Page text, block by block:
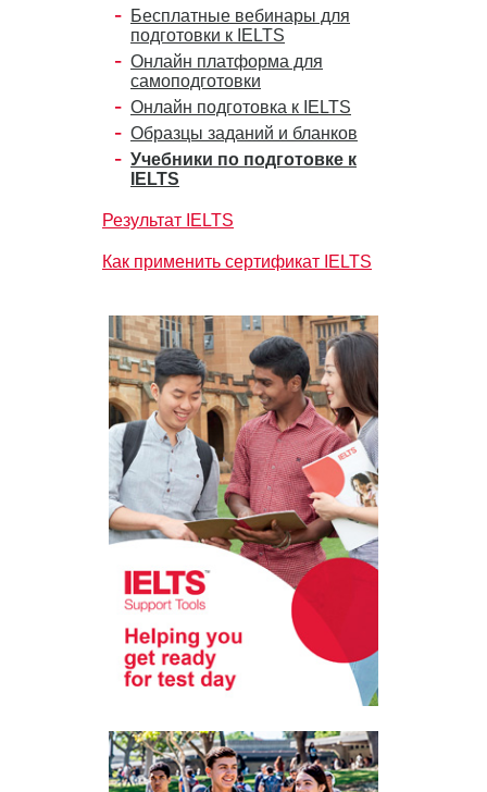
Бесплатные вебинары для
подготовки к IELTS
Онлайн платформа для
самоподготовки
Онлайн подготовка к IELTS
Образцы заданий и бланков
Учебники по подготовке к
IELTS
Результат IELTS
Как применить сертификат IELTS